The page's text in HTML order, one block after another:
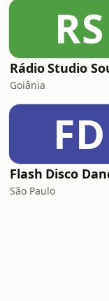
RS
Goiânia
FD
São Paulo